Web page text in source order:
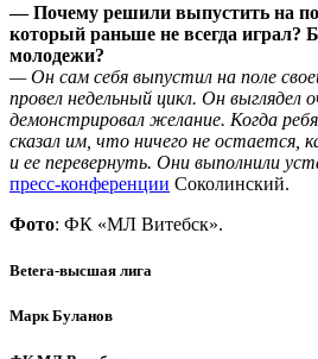
— Почему решили выпустить на
который раньше не всегда играл?
молодежи?
— Он сам себя выпустил на поле
провел недельный цикл. Он выглядел
демонстрировал желание. Когда
сказал им, что ничего не остается,
и ее перевернуть. Они выполнили
пресс-конференции Соколинский.
Фото: ФК «МЛ Витебск».
Betera-высшая лига
Марк Буланов